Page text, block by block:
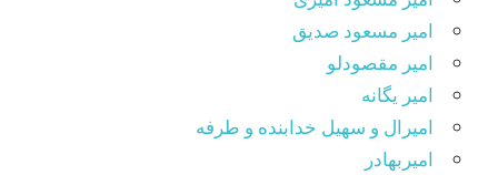
امیر مسعود صدیق
امیر مقصودلو
امیر یگانه
امیرال و سهیل خدابنده و طرفه
امیربهادر